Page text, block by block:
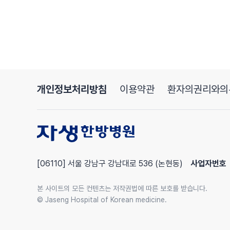
개인정보처리방침 이용약관 환자의권리와
[06110] 서울 강남구 강남대로 536 (논현동) 사업자번호
본 사이트의 모든 컨텐츠는 저작권법에 따른 보호를 받습니다.
© Jaseng Hospital of Korean medicine.